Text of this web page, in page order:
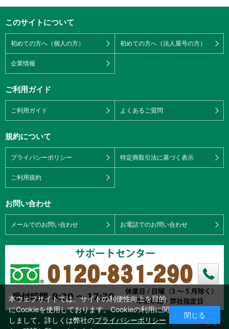
このサイトについて
初めての方へ（個人の方） 初めての方へ（法人屋号の方）
企業情報
ご利用ガイド
ご利用ガイド よくあるご質問
規約について
プライバシーポリシー 特定商取引法に基づく表示
ご利用規約
お問い合わせ
メールでのお問い合わせ お電話でのお問い合わせ
本ウェブサイトでは、サイトの利便性向上を目的
にCookieを使用しております。Cookieの利用に関
しまして、詳しくは弊社のプライバシーポリシー
閉じる